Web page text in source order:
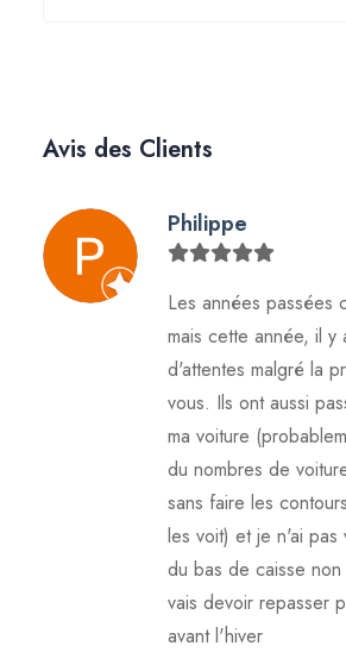
Avis des Clients
Philippe
Les années passées
mais cette année, il y
d'attentes malgré la
vous. Ils ont aussi
ma voiture
du nombres de
sans faire les
les voit) et je n'ai pas
du bas de caisse
vais devoir repasser
avant l'hiver